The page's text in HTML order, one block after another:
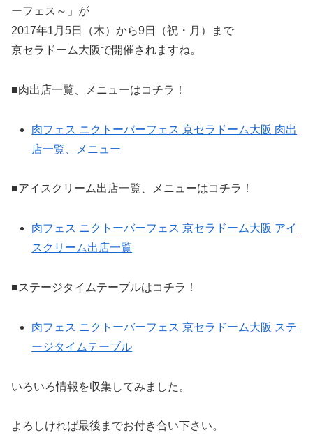
ーフェス～」が
2017年1月5日（木）から9日（祝・月）まで
京セラドーム大阪で開催されますね。
■肉出店一覧、メニューはコチラ！
肉フェス ニクトーバーフェス 京セラドーム大阪 肉出
店一覧、メニュー
■アイスクリーム出店一覧、メニューはコチラ！
肉フェス ニクトーバーフェス 京セラドーム大阪 アイ
スクリーム出店一覧
■ステージタイムテーブルはコチラ！
肉フェス ニクトーバーフェス 京セラドーム大阪 ステ
ージタイムテーブル
いろいろ情報を収集してみました。
よろしければ最後までお付き合い下さい。